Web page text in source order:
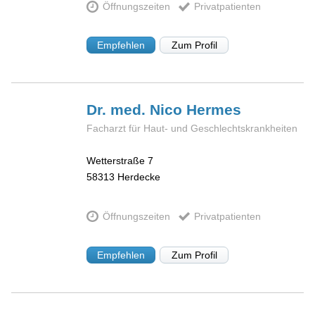
Öffnungszeiten Privatpatienten
Empfehlen Zum Profil
Dr. med. Nico Hermes
Facharzt für Haut- und Geschlechtskrankheiten
Wetterstraße 7
58313 Herdecke
Öffnungszeiten Privatpatienten
Empfehlen Zum Profil